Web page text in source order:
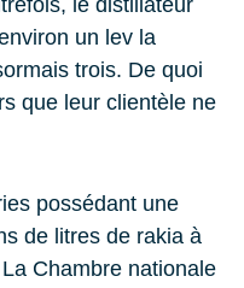
le distillateur
un lev la
trois. De quoi
que leur clientèle ne
possédant une
de litres de rakia à
Chambre nationale